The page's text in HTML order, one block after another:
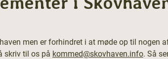
men er forhindret i at møde op til nogen
skriv til os på kommed@skovhaven.info. Så